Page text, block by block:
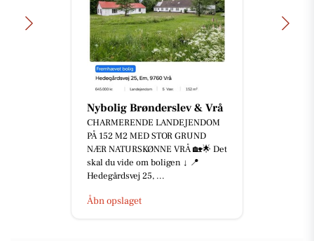
Nybolig Brønderslev & Vrå
CHARMERENDE LANDEJENDOM
PÅ 152 M2 MED STOR GRUND
NÆR NATURSKØNNE VRÅ 🏡🌟 Det
skal du vide om boligen ↓ 📍
Hedegårdsvej 25, ...
Åbn opslaget